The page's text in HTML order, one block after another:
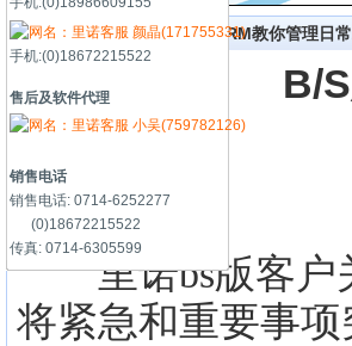
首页->视频教程-> B/S版CRM教你管理日
B/
里诺bs版客户关
将紧急和重要事
颜晶(171755331)
手机:(0)18672215522
售后及软件代理
小吴(759782126)
销售电话
销售电话: 0714-6252277
(0)18672215522
传真: 0714-6305599